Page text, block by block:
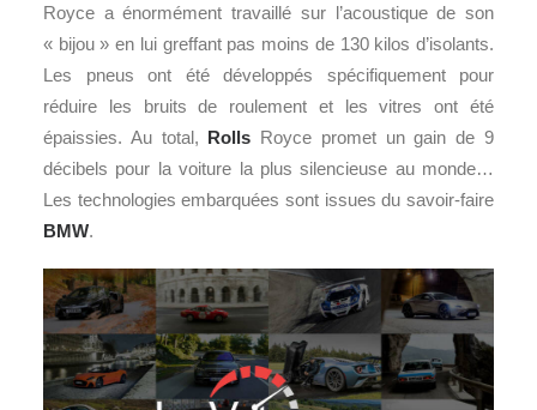
Royce a énormément travaillé sur l’acoustique de son
« bijou » en lui greffant pas moins de 130 kilos d’isolants.
Les pneus ont été développés spécifiquement pour
réduire les bruits de roulement et les vitres ont été
épaissies. Au total, Rolls Royce promet un gain de 9
décibels pour la voiture la plus silencieuse au monde…
Les technologies embarquées sont issues du savoir-faire
BMW.